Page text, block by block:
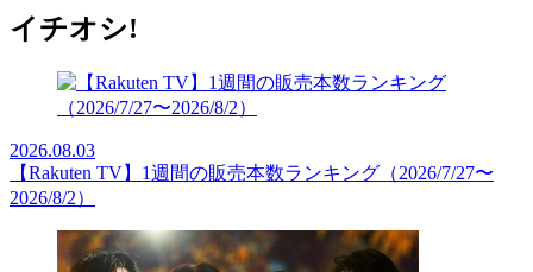
イチオシ!
2026.08.03
【Rakuten TV】1週間の販売本数ランキング（2026/7/27〜
2026/8/2）